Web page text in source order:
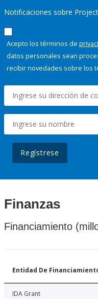
Notificaciones sobre
Acepto los términos de
datos personales sean
recibir novedades sobre los
Regístrese
Finanzas
Financiamiento
Entidad De
IDA Grant